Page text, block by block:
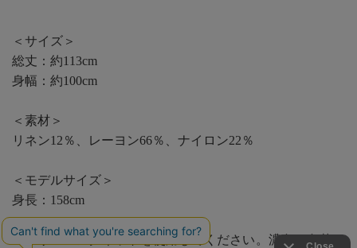
＜サイズ＞
総丈：約113cm
身幅：約100cm
＜素材＞
リネン12％、レーヨン66％、ナイロン22％
＜モデルサイズ＞
身長：158cm
※クリーニングネットを使用してください。濃色は色落ち